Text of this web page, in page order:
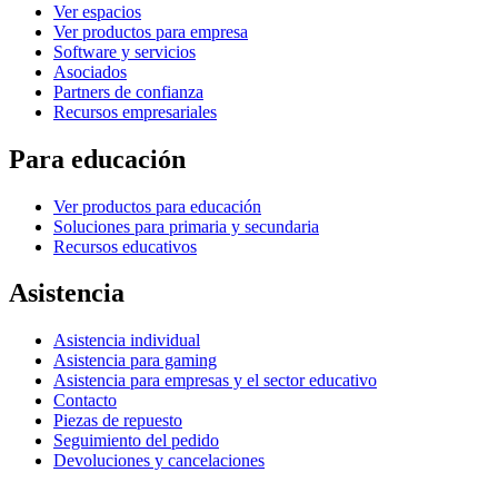
Ver espacios
Ver productos para empresa
Software y servicios
Asociados
Partners de confianza
Recursos empresariales
Para educación
Ver productos para educación
Soluciones para primaria y secundaria
Recursos educativos
Asistencia
Asistencia individual
Asistencia para gaming
Asistencia para empresas y el sector educativo
Contacto
Piezas de repuesto
Seguimiento del pedido
Devoluciones y cancelaciones